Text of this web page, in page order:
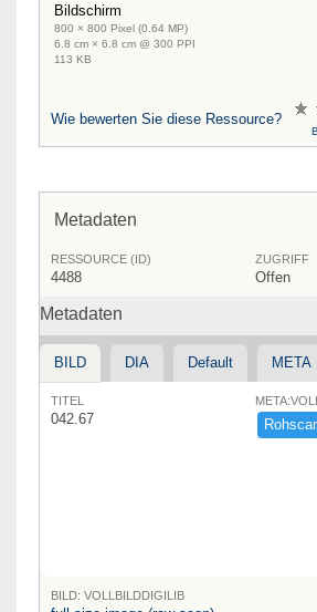
Bildschirm
800 × 800 Pixel (0.64 MP)
6.8 cm × 6.8 cm @ 300 PPI
113 KB
Wie bewerten Sie diese Ressource?
Metadaten
RESSOURCE (ID)
4488
ZUGRIFF
Offen
Metadaten
BILD DIA Default META
TITEL
042.67
BILD: VOLLBILDDIGILIB